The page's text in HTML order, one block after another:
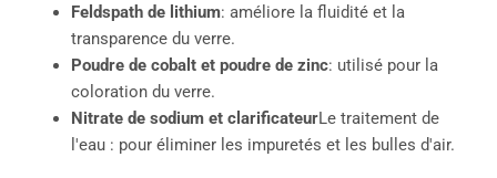
Feldspath de lithium: améliore la fluidité et la
transparence du verre.
Poudre de cobalt et poudre de zinc: utilisé pour la
coloration du verre.
Nitrate de sodium et clarificateurLe traitement de
l'eau : pour éliminer les impuretés et les bulles d'air.